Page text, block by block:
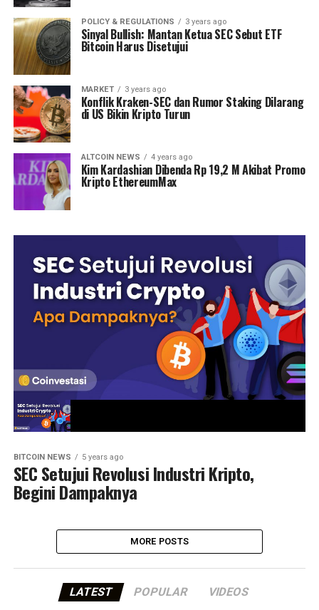
POLICY & REGULATIONS 3 years ago
Sinyal Bullish: Mantan Ketua SEC Sebut ETF
Bitcoin Harus Disetujui
MARKET 3 years ago
Konflik Kraken-SEC dan Rumor Staking Dilarang
di US Bikin Kripto Turun
ALTCOIN NEWS 4 years ago
Kim Kardashian Dibenda Rp 19,2 M Akibat Promo
Kripto EthereumMax
BITCOIN NEWS 5 years ago
SEC Setujui Revolusi Industri Kripto,
Begini Dampaknya
MORE POSTS
LATEST POPULAR VIDEOS